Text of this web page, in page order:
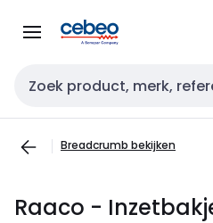
naar
naar
Zoekveld invoer
Breadcrumb bekijken
Raaco -